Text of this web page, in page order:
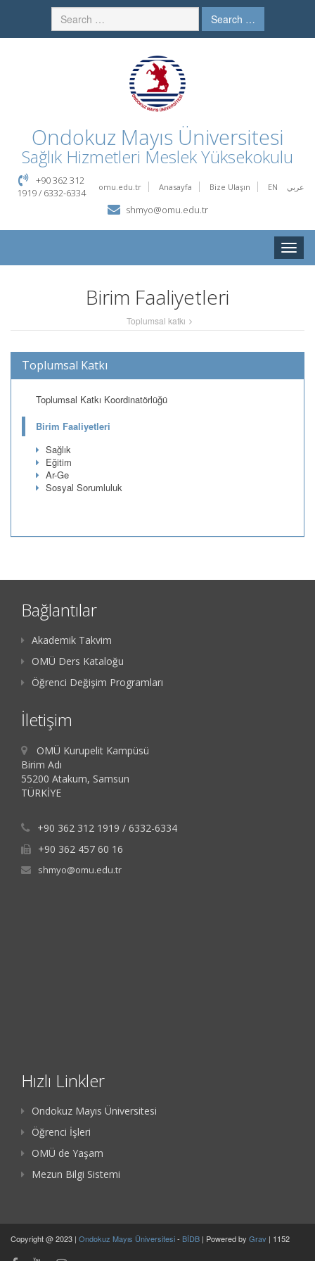
Search …
Ondokuz Mayıs Üniversitesi
Sağlık Hizmetleri Meslek Yüksekokulu
omu.edu.tr Anasayfa Bize Ulaşın EN عربي
+90 362 312
1919 / 6332-6334
shmyo@omu.edu.tr
Toggle
Birim Faaliyetleri
Toplumsal katkı
Toplumsal Katkı
Toplumsal Katkı Koordinatörlüğü
Birim Faaliyetleri
Sağlık
Eğitim
Ar-Ge
Sosyal Sorumluluk
Bağlantılar
Akademik Takvim
OMÜ Ders Kataloğu
Öğrenci Değişim Programları
İletişim
OMÜ Kurupelit Kampüsü
Birim Adı
55200 Atakum, Samsun
TÜRKİYE
+90 362 312 1919 / 6332-6334
+90 362 457 60 16
shmyo@omu.edu.tr
Hızlı Linkler
Ondokuz Mayıs Üniversitesi
Öğrenci İşleri
OMÜ de Yaşam
Mezun Bilgi Sistemi
Copyright @ 2023 | Ondokuz Mayıs Üniversitesi- BİDB | Powered by Grav | 1152